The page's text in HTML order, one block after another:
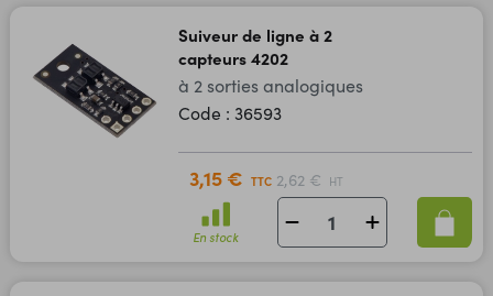
Suiveur de ligne à 2
capteurs 4202
à 2 sorties analogiques
Code : 36593
3,15 € TTC 2,62 € HT
En stock